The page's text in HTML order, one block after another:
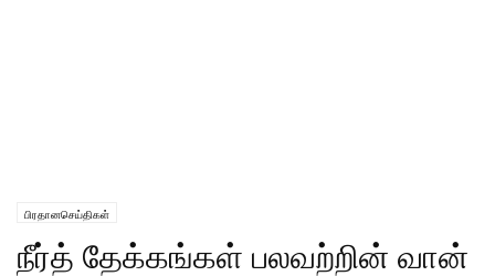
பிரதானசெய்திகள்
நீர்த் தேக்கங்கள் பலவற்றின் வான்